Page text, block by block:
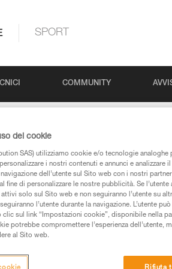
SPORT
COMMUNITY
prodotti utilizzati in questo consiglio
dell’istruzione tecnica per poter
formazione ed un addestramento
dei cookie
SAS) utilizziamo cookie e/o tecnologie
i nostri contenuti e annunci e analizzare
dell’utente sul Sito web con i nostri
fine di personalizzare le nostre pubblicità. Se
attivi solo sul Sito web e non seguiranno l’utente su
l’utente durante la navigazione. L’utente
clic sul link “Impostazioni cookie”, disponibile nella
potrebbe compromettere l’esperienza dell’utente,
al Sito web.